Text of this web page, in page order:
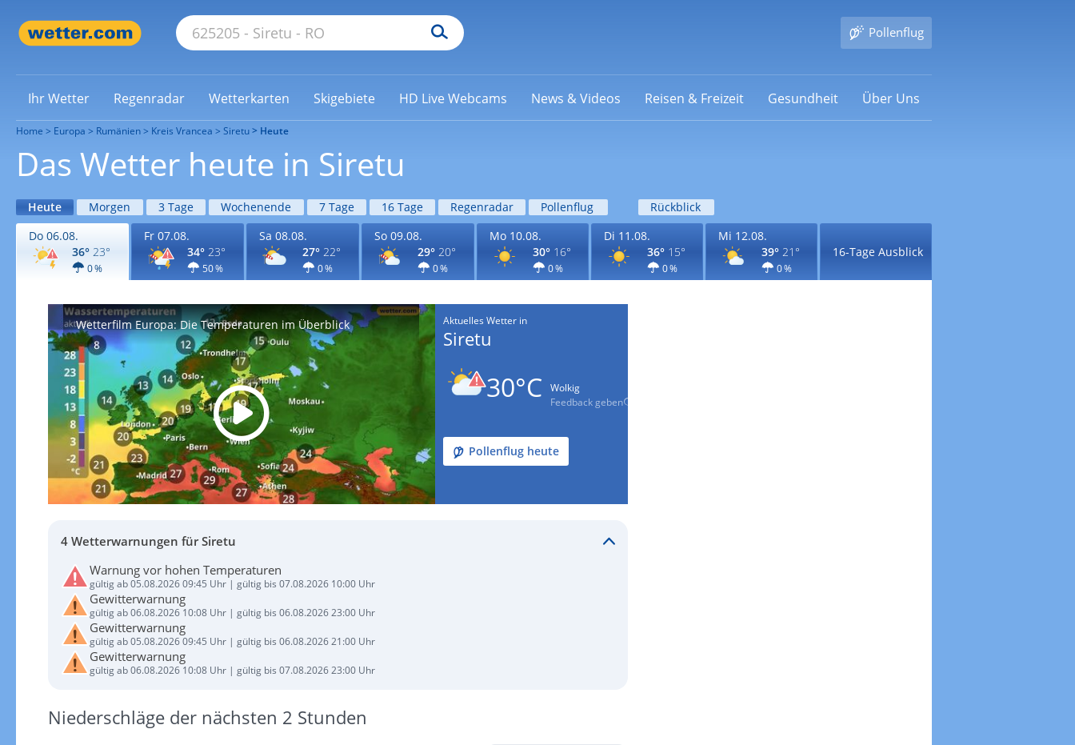
Pollenflug
Ihr Wetter Regenradar Wetterkarten Skigebiete HD Live Webcams News & Videos Reisen & Freizeit Gesundheit Über Uns
Home Europa Rumänien Kreis Vrancea Siretu Heute
Das Wetter heute in Siretu
Heute Morgen 3 Tage Wochenende 7 Tage 16 Tage Regenradar Pollenflug
Rückblick
Do 06.08.
36° 23°
0 %
Fr 07.08.
34° 23°
50 %
Sa 08.08.
27° 22°
0 %
So 09.08.
29° 20°
0 %
Mo 10.08.
30° 16°
0 %
Di 11.08.
36° 15°
0 %
Mi 12.08.
39° 21°
0 %
16-Tage Ausblick
Wetterfilm Europa: Die Temperaturen im Überblick Aktuelles Wetter in
Siretu
30°C
Wolkig
Feedback geben
Pollenflug heute
4 Wetterwarnungen für Siretu
Warnung vor hohen Temperaturen
gültig ab 05.08.2026 09:45 Uhr | gültig bis 07.08.2026 10:00 Uhr
Gewitterwarnung
gültig ab 06.08.2026 10:08 Uhr | gültig bis 06.08.2026 23:00 Uhr
Gewitterwarnung
gültig ab 05.08.2026 09:45 Uhr | gültig bis 06.08.2026 21:00 Uhr
Gewitterwarnung
gültig ab 06.08.2026 10:08 Uhr | gültig bis 07.08.2026 23:00 Uhr
Niederschläge der nächsten 2 Stunden